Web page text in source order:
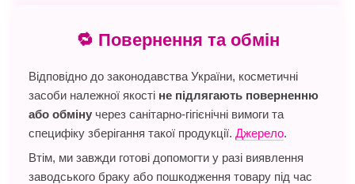
🔁 Повернення та обмін
Відповідно до законодавства України, косметичні
засоби належної якості не підлягають поверненню
або обміну через санітарно-гігієнічні вимоги та
специфіку зберігання такої продукції. Джерело.
Втім, ми завжди готові допомогти у разі виявлення
заводського браку або пошкодження товару під час